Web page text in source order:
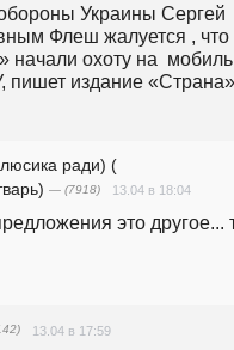
Украины Сергей
Флеш жалуется , что
начали охоту на
пишет издание
ради) (
— (7918) 13.04 в 18:04
это другое...
13.04 в 17:59